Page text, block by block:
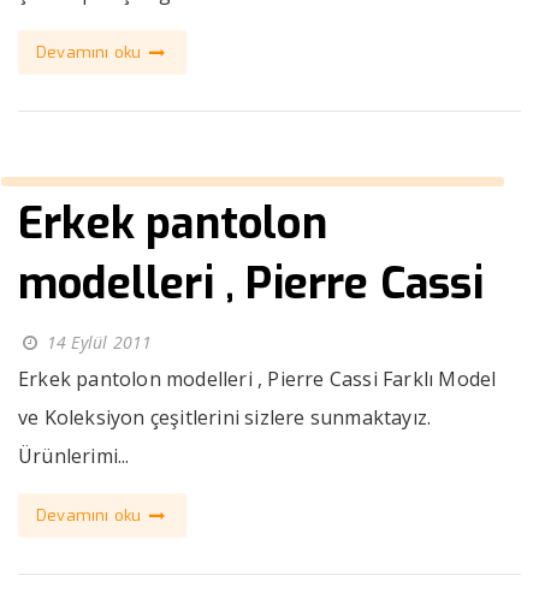
Devamını oku
Erkek pantolon
modelleri , Pierre Cassi
14 Eylül 2011
Erkek pantolon modelleri , Pierre Cassi Farklı Model
ve Koleksiyon çeşitlerini sizlere sunmaktayız.
Ürünlerimi...
Devamını oku